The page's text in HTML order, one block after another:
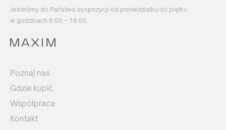
Jesteśmy do Państwa dyspozycji od poniedziałku do piątku
w godzinach 8:00 – 16:00.
Poznaj nas
Gdzie kupić
Współpraca
Kontakt